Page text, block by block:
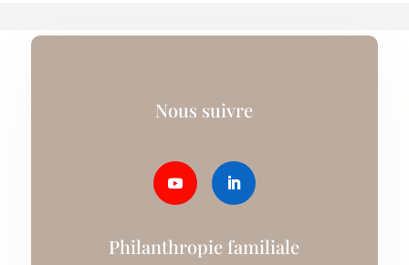
Nous suivre
Philanthropie familiale